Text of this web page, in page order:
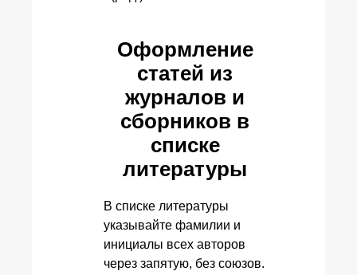
Оформление
статей из
журналов и
сборников в
списке
литературы
В списке литературы
указывайте фамилии и
инициалы всех авторов
через запятую, без союзов.